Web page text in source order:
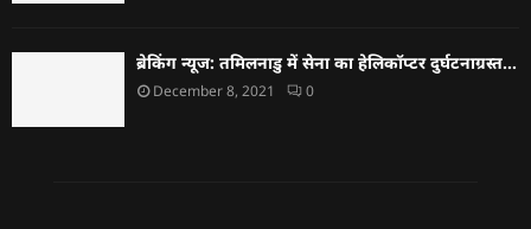
ब्रेकिंग न्यूज: तमिलनाडु में सेना का हेलिकॉप्टर दुर्घटनाग्रस्त…
December 8, 2021 0